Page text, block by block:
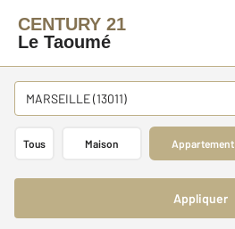
CENTURY 21
Le Taoumé
MARSEILLE (13011)
Tous Maison Appartement
Appliquer